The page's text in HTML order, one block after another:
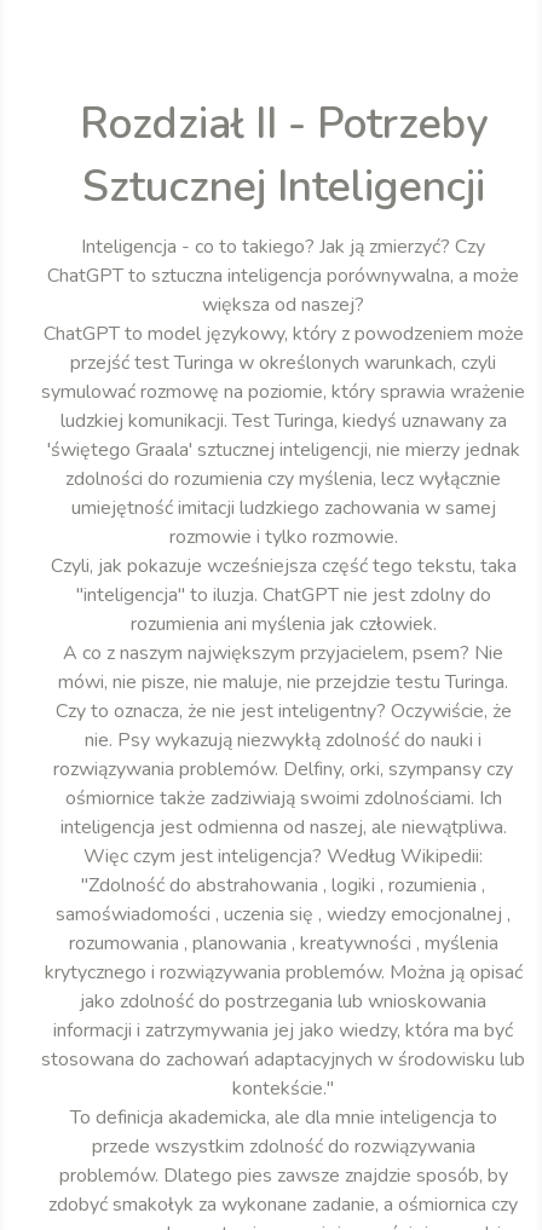
Rozdział II - Potrzeby
Sztucznej Inteligencji
Inteligencja - co to takiego? Jak ją zmierzyć? Czy
ChatGPT to sztuczna inteligencja porównywalna, a może
większa od naszej?
ChatGPT to model językowy, który z powodzeniem może
przejść test Turinga w określonych warunkach, czyli
symulować rozmowę na poziomie, który sprawia wrażenie
ludzkiej komunikacji. Test Turinga, kiedyś uznawany za
'świętego Graala' sztucznej inteligencji, nie mierzy jednak
zdolności do rozumienia czy myślenia, lecz wyłącznie
umiejętność imitacji ludzkiego zachowania w samej
rozmowie i tylko rozmowie.
Czyli, jak pokazuje wcześniejsza część tego tekstu, taka
"inteligencja" to iluzja. ChatGPT nie jest zdolny do
rozumienia ani myślenia jak człowiek.
A co z naszym największym przyjacielem, psem? Nie
mówi, nie pisze, nie maluje, nie przejdzie testu Turinga.
Czy to oznacza, że nie jest inteligentny? Oczywiście, że
nie. Psy wykazują niezwykłą zdolność do nauki i
rozwiązywania problemów. Delfiny, orki, szympansy czy
ośmiornice także zadziwiają swoimi zdolnościami. Ich
inteligencja jest odmienna od naszej, ale niewątpliwa.
Więc czym jest inteligencja? Według Wikipedii:
"Zdolność do abstrahowania , logiki , rozumienia ,
samoświadomości , uczenia się , wiedzy emocjonalnej ,
rozumowania , planowania , kreatywności , myślenia
krytycznego i rozwiązywania problemów. Można ją opisać
jako zdolność do postrzegania lub wnioskowania
informacji i zatrzymywania jej jako wiedzy, która ma być
stosowana do zachowań adaptacyjnych w środowisku lub
kontekście."
To definicja akademicka, ale dla mnie inteligencja to
przede wszystkim zdolność do rozwiązywania
problemów. Dlatego pies zawsze znajdzie sposób, by
zdobyć smakołyk za wykonane zadanie, a ośmiornica czy